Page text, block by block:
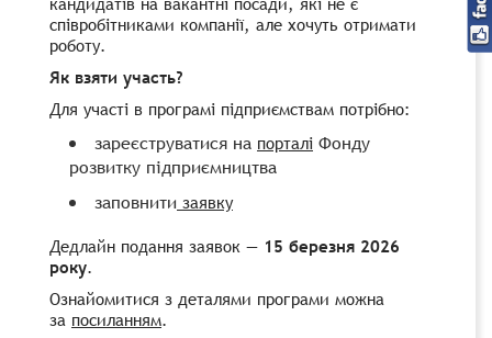
співробітниками компанії, але хочуть отримати
роботу.
Як взяти участь?
Для участі в програмі підприємствам потрібно:
зареєструватися на порталі Фонду
розвитку підприємництва
заповнити заявку
Дедлайн подання заявок — 15 березня 2026
року.
Ознайомитися з деталями програми можна
за посиланням.